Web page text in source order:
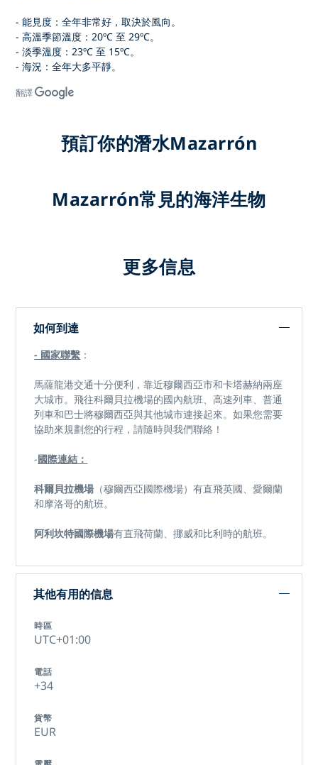
- 能見度：全年非常好，取決於風向。
- 高溫季節溫度：20ºC 至 29ºC。
- 淡季溫度：23ºC 至 15ºC。
- 海況：全年大多平靜。
翻譯
預訂你的潛水Mazarrón
Mazarrón常見的海洋生物
更多信息
如何到達
- 國家聯繫 ：
馬薩龍港交通十分便利，靠近穆爾西亞市和卡塔赫納兩座
大城市。飛往科爾貝拉機場的國內航班、高速列車、普通
列車和巴士將穆爾西亞與其他城市連接起來。如果您需要
協助來規劃您的行程，請隨時與我們聯絡！
-國際連結：
科爾貝拉機場 （穆爾西亞國際機場）有直飛英國、愛爾蘭
和摩洛哥的航班。
阿利坎特國際機場有直飛荷蘭、挪威和比利時的航班。
其他有用的信息
時區
UTC+01:00
電話
+34
貨幣
EUR